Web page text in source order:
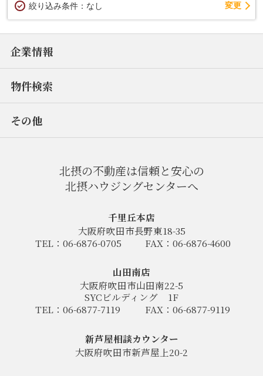
絞り込み条件： なし 変更
企業情報
物件検索
その他
北摂の不動産は信頼と安心の
北摂ハウジングセンターへ
千里丘本店
大阪府吹田市長野東18-35
TEL：06-6876-0705
FAX：06-6876-4600
山田南店
大阪府吹田市山田南22-5
SYCビルディング
1F
TEL：06-6877-7119
FAX：06-6877-9119
新芦屋相談カウンター
大阪府吹田市新芦屋上20-2